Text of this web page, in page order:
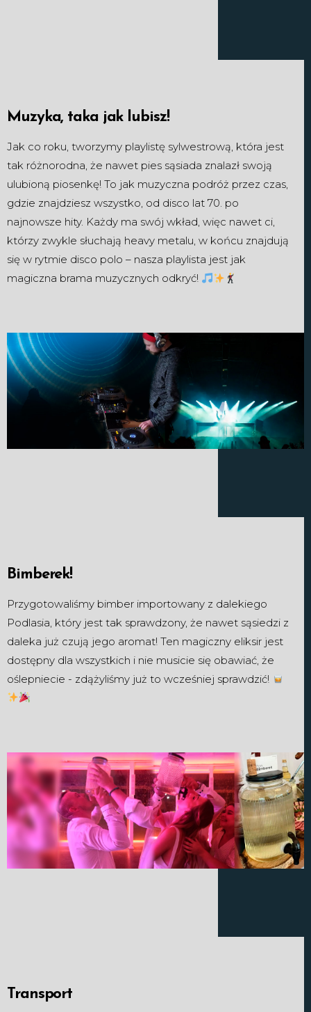
Muzyka, taka jak lubisz!
Jak co roku, tworzymy playlistę sylwestrową, która jest
tak różnorodna, że nawet pies sąsiada znalazł swoją
ulubioną piosenkę! To jak muzyczna podróż przez czas,
gdzie znajdziesz wszystko, od disco lat 70. po
najnowsze hity. Każdy ma swój wkład, więc nawet ci,
którzy zwykle słuchają heavy metalu, w końcu znajdują
się w rytmie disco polo – nasza playlista jest jak
magiczna brama muzycznych odkryć!
Bimberek!
Przygotowaliśmy bimber importowany z dalekiego
Podlasia, który jest tak sprawdzony, że nawet sąsiedzi z
daleka już czują jego aromat! Ten magiczny eliksir jest
dostępny dla wszystkich i nie musicie się obawiać, że
oślepniecie - zdążyliśmy już to wcześniej sprawdzić!
Transport